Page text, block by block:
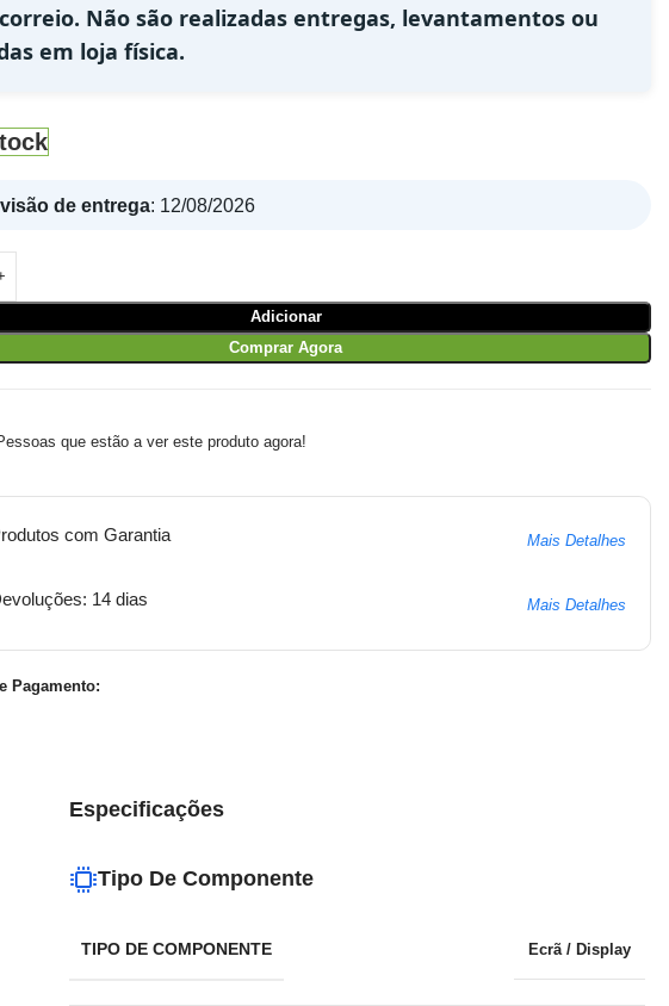
Não são realizadas entregas, levantamentos ou
em loja física.
de entrega: 12/08/2026
Adicionar
Comprar Agora
que estão a ver este produto agora!
com Garantia Mais Detalhes
14 dias Mais Detalhes
Pagamento:
Especificações
Tipo De Componente
TIPO DE COMPONENTE Ecrã / Display